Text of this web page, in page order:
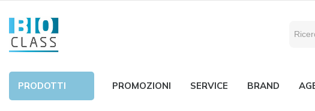
PRODOTTI PROMOZIONI SERVICE BRAND